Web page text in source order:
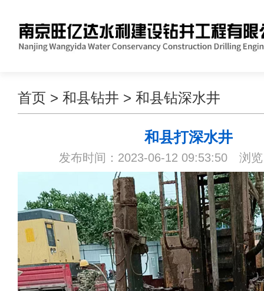
首页 > 和县钻井 > 和县钻深水井
和县打深水井
发布时间：2023-06-12 09:53:50 浏览